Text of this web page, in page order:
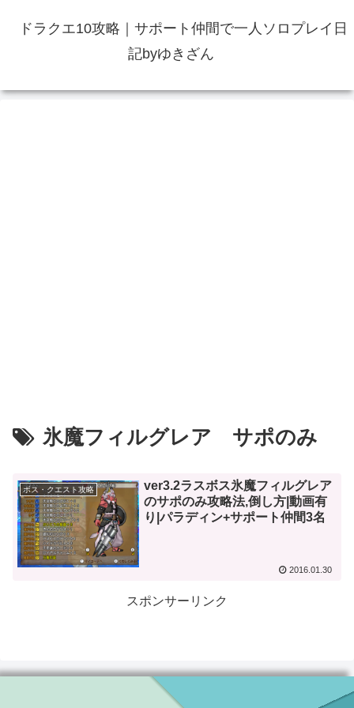
ドラクエ10攻略｜サポート仲間で一人ソロプレイ日
記byゆきざん
氷魔フィルグレア サポのみ
ボス・クエスト攻略
ver3.2ラスボス氷魔フィルグレア
のサポのみ攻略法,倒し方|動画有
り|パラディン+サポート仲間3名
2016.01.30
スポンサーリンク